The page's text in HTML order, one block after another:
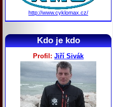
http://www.cyklomax.cz/
Kdo je kdo
Profil: Jiří Sivák